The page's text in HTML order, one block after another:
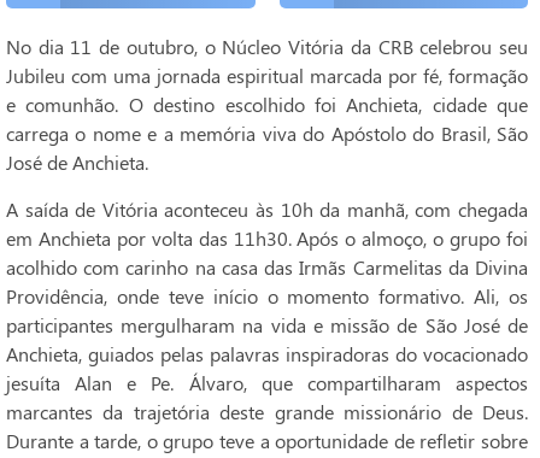
No dia 11 de outubro, o Núcleo Vitória da CRB celebrou seu
Jubileu com uma jornada espiritual marcada por fé, formação
e comunhão. O destino escolhido foi Anchieta, cidade que
carrega o nome e a memória viva do Apóstolo do Brasil, São
José de Anchieta.
A saída de Vitória aconteceu às 10h da manhã, com chegada
em Anchieta por volta das 11h30. Após o almoço, o grupo foi
acolhido com carinho na casa das Irmãs Carmelitas da Divina
Providência, onde teve início o momento formativo. Ali, os
participantes mergulharam na vida e missão de São José de
Anchieta, guiados pelas palavras inspiradoras do vocacionado
jesuíta Alan e Pe. Álvaro, que compartilharam aspectos
marcantes da trajetória deste grande missionário de Deus.
Durante a tarde, o grupo teve a oportunidade de refletir sobre